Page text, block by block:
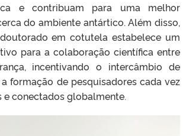
e contribuam para uma melhor
do ambiente antártico. Além disso,
em cotutela estabelece um
para a colaboração científica entre
incentivando o intercâmbio de
formação de pesquisadores cada vez
e conectados globalmente.